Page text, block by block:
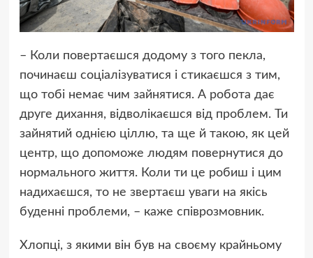
– Коли повертаєшся додому з того пекла,
починаєш соціалізуватися і стикаєшся з тим,
що тобі немає чим зайнятися. А робота дає
друге дихання, відволікаєшся від проблем. Ти
зайнятий однією ціллю, та ще й такою, як цей
центр, що допоможе людям повернутися до
нормального життя. Коли ти це робиш і цим
надихаєшся, то не звертаєш уваги на якісь
буденні проблеми, – каже співрозмовник.
Хлопці, з якими він був на своєму крайньому